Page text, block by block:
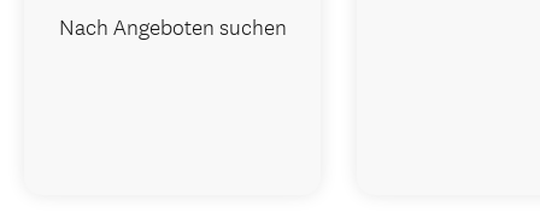
Nach Angeboten suchen